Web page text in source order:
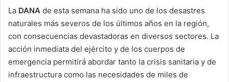
La DANA de esta semana ha sido uno de los desastres
naturales más severos de los últimos años en la región,
con consecuencias devastadoras en diversos sectores. La
acción inmediata del ejército y de los cuerpos de
emergencia permitirá abordar tanto la crisis sanitaria y de
infraestructura como las necesidades de miles de